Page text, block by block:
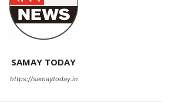
SAMAY TODAY
https://samaytoday.in